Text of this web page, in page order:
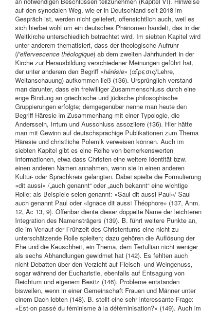
auf den synodalen Weg, wie er in Deutschland seit 2018 im
Gespräch ist, werden nicht geliefert, offensichtlich auch, weil es
sich hierbei wohl um ein deutsches Phänomen handelt, das in der
Weltkirche unterschiedlich betrachtet wird. Im siebten Kapitel wird
unter anderem thematisiert, dass der theologische Aufruhr
(l’effervescence théologique) ab dem zweiten Jahrhundert in der
Kirche zur Herausbildung verschiedener Meinungen geführt hat,
der unter anderem den Begriff «hérésie» (αἵρεσις/Lehre,
Weltanschauung) aufkommen ließ (136). Ursprünglich verstand
man darunter, dass ein freiwilliger Zusammenschluss durch eine
enge Bindung an griechische und jüdische philosophische
Gruppierungen erfolgte; demgegenüber nenne man heute den
Begriff Häresie im Zusammenhang mit einer Typologie, die
Anderssein, Irrtum und Ausschluss assoziiere (136). Hier hätte
man mit Gewinn auf deutschsprachige Publikationen zum Thema
Häresie und christliche Polemik verweisen können. Auch im
siebten Kapitel gibt es eine Reihe von bemerkenswerten
Informationen, etwa dass Christen eine weitere Identität bzw.
einen anderen Namen annahmen, wenn sie in einen anderen
Kultur- oder Sprachkreis gelangten. Dabei spielte die Formulierung
«dit aussi» /„auch genannt“ oder „auch bekannt“ eine wichtige
Rolle; als Beispiele seien genannt: «Saul dit aussi Paul»/ Saul
auch genannt Paul oder «Ignace dit aussi Théophore» (137, Anm.
12, Ac 13, 9). Offenbar diente dieser doppelte Name der leichteren
Integration des Namensträgers (139). B. führt weitere Punkte an,
die im Verlauf der Frühzeit des Christentums eine nicht zu
unterschätzende Rolle spielten; dazu gehören die Auflösung der
Ehe und die Keuschheit, ein Thema, dem Tertullian nicht weniger
als sechs Abhandlungen gewidmet hat (142). Es fehlten auch
nicht Debatten über den Verzicht auf Fleisch- und Weingenuss,
sogar während der Eucharistie, ebenfalls auf Entsagung von
Reichtum und eigenem Besitz (146). Probleme entstanden
bisweilen, wenn in einer Gemeinschaft Frauen und Männer unter
einem Dach lebten (148). B. stellt eine sehr interessante Frage:
«Est-on passé du féminisme à la déféminisation?» (149). Auch im